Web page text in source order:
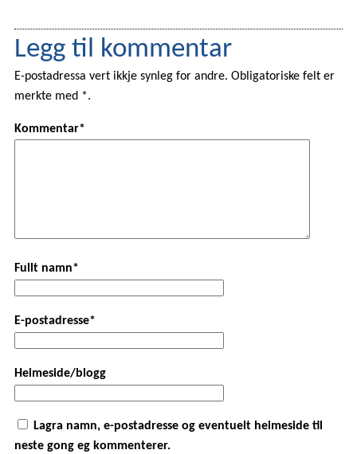
Legg til kommentar
E-postadressa vert ikkje synleg for andre. Obligatoriske felt er
merkte med *.
Kommentar*
Fullt namn*
E-postadresse*
Heimeside/blogg
Lagra namn, e-postadresse og eventuelt heimeside til
neste gong eg kommenterer.